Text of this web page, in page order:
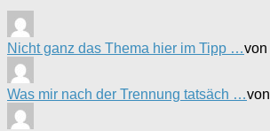
Nicht ganz das Thema hier im Tipp …von
Was mir nach der Trennung tatsäch …von